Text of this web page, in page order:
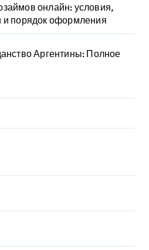
онлайн: условия,
и порядок оформления
Аргентины: Полное